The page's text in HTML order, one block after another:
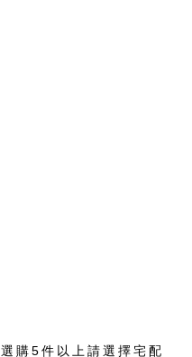
購5件以上請選擇宅配